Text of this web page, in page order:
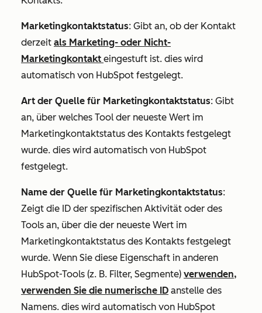
Marketingkontaktstatus: Gibt an, ob der Kontakt
derzeit als Marketing- oder Nicht-
Marketingkontakt eingestuft ist. dies wird
automatisch von HubSpot festgelegt.
Art der Quelle für Marketingkontaktstatus: Gibt
an, über welches Tool der neueste Wert im
Marketingkontaktstatus des Kontakts festgelegt
wurde. dies wird automatisch von HubSpot
festgelegt.
Name der Quelle für Marketingkontaktstatus:
Zeigt die ID der spezifischen Aktivität oder des
Tools an, über die der neueste Wert im
Marketingkontaktstatus des Kontakts festgelegt
wurde. Wenn Sie diese Eigenschaft in anderen
HubSpot-Tools (z. B. Filter, Segmente) verwenden,
verwenden Sie die numerische ID anstelle des
Namens. dies wird automatisch von HubSpot